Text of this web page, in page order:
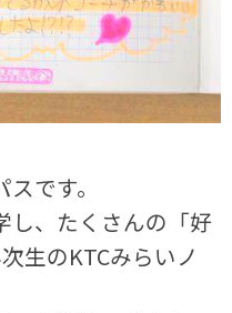
です。
し、たくさんの「好
生のKTCみらいノ